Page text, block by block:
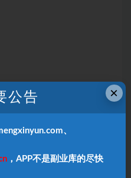
×
公告
、
，APP不是副业库的尽快